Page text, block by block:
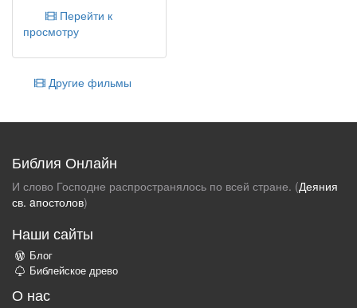
Перейти к
просмотру
Другие фильмы
Библия Онлайн
И слово Господне распространялось по всей стране. (Деяния
св. aпостолов)
Наши сайты
Блог
Библейское древо
О нас